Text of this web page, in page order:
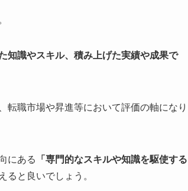
知識やスキル、積み上げた実績や成果で
転職市場や昇進等において評価の軸になり
にある
「専門的なスキルや知識を駆使する
ると良いでしょう。